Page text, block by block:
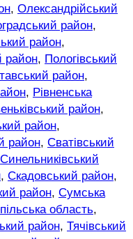
, Олександрійський
район,
район,
район, Пологівський
район,
, Рівненська
район,
район,
район, Сватівський
Синельниківський
, Скадовський район,
район, Сумська
область,
район, Тячівський